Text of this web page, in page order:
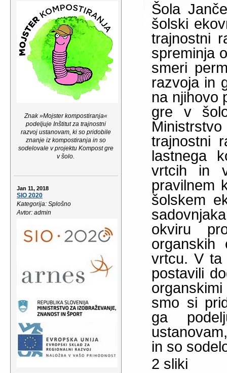
Znak »Mojster kompostiranja«
podeljuje Inštitut za trajnostni
razvoj ustanovam, ki so pridobile
znanje iz kompostiranja in so
sodelovale v projektu Kompost gre
v šolo.
Jan 11, 2018
SIO 2020
Kategorija: Splošno
Avtor: admin
Šola
šolski
trajnostni
spreminja
smeri
razvoja in
na njihovo
gre v
trajnostni
lastnega
vrtcih in
pravilnem
šolskem
okviru
vrtcu. V ta
postavili
smo si
ga
in so
2 sliki